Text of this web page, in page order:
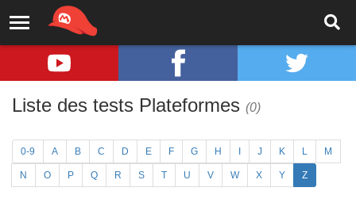
Liste des tests Plateformes (0)
0-9 A B C D E F G H J K L M
N O P Q R S T U V W X Y Z